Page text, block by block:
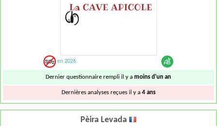
en 2026
Dernier questionnaire rempli il y amoins d'un an
Dernières analyses reçues il y a 4 ans
Pèira Levada